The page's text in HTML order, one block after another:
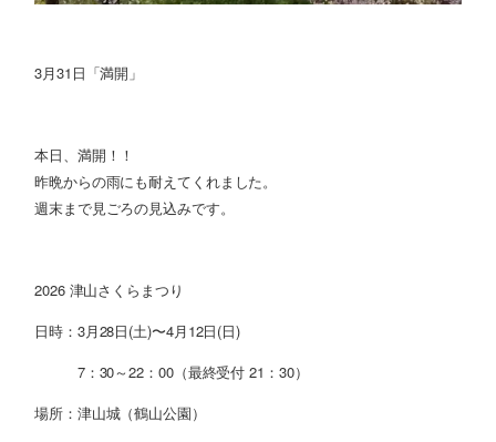
3月31日「満開」
本日、満開！！
昨晩からの雨にも耐えてくれました。
週末まで見ごろの見込みです。
2026 津山さくらまつり
日時：3月28日(土)〜4月12日(日)
7：30～22：00（最終受付 21：30）
場所：津山城（鶴山公園）